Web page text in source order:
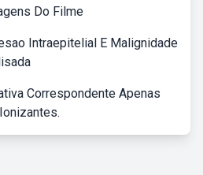
Do Filme
Intraepitelial E Malignidade
Correspondente Apenas